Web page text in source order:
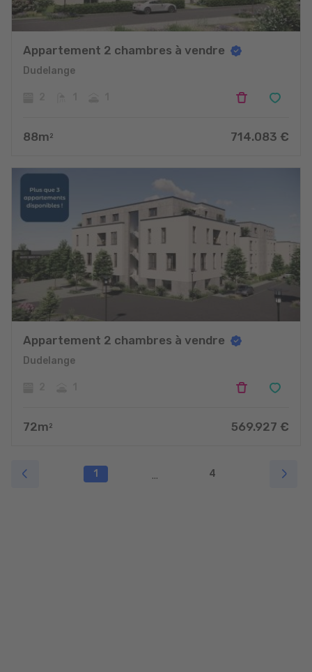
Appartement 2 chambres à vendre
Dudelange
88m 2 714.083 €
Appartement 2 chambres à vendre
Dudelange
72m 2 569.927 €
1 ... 4